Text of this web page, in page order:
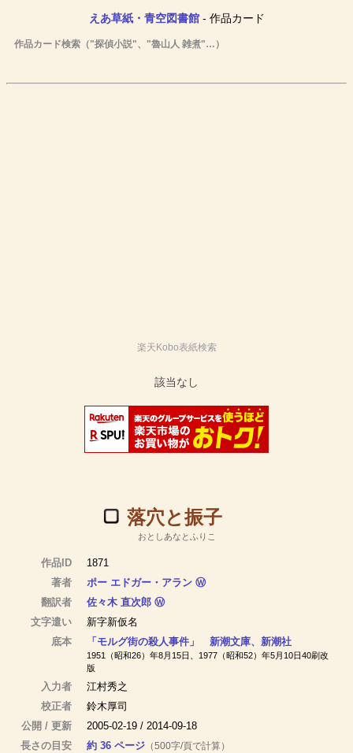
えあ草紙・青空図書館- 作品カード
作品カード検索（"探偵小説"、"魯山人 雑煮"…）
楽天Kobo表紙検索
落穴と振子
おとしあなとふりこ
作品ID
1871
著者
ポー エドガー・アラン Ⓦ
翻訳者
佐々木 直次郎 Ⓦ
文字遣い
新字新仮名
底本
「モルグ街の殺人事件」 新潮文庫、新潮社
1951（昭和26）年8月15日、1977（昭和52）年5月10日40刷改
版
入力者
江村秀之
校正者
鈴木厚司
公開 / 更新
2005-02-19 / 2014-09-18
長さの目安
約 36 ページ （500字/頁で計算）